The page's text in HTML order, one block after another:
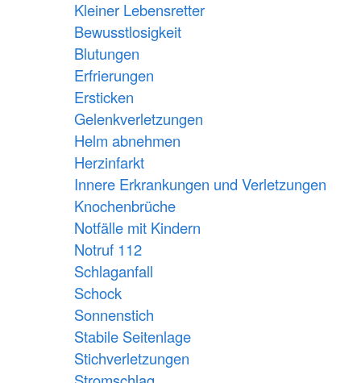
Kleiner Lebensretter
Bewusstlosigkeit
Blutungen
Erfrierungen
Ersticken
Gelenkverletzungen
Helm abnehmen
Herzinfarkt
Innere Erkrankungen und Verletzungen
Knochenbrüche
Notfälle mit Kindern
Notruf 112
Schlaganfall
Schock
Sonnenstich
Stabile Seitenlage
Stichverletzungen